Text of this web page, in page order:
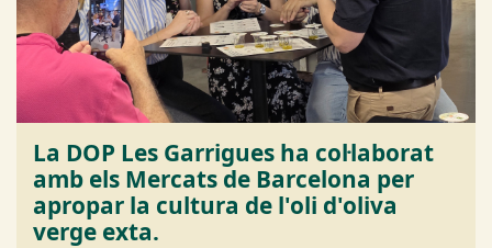
La DOP Les Garrigues ha col·laborat
amb els Mercats de Barcelona per
apropar la cultura de l'oli d'oliva
verge exta.